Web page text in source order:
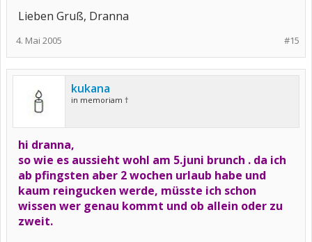
Lieben Gruß, Dranna
#15
4. Mai 2005
kukana
in memoriam †
hi dranna,
so wie es aussieht wohl am 5.juni brunch . da ich
ab pfingsten aber 2 wochen urlaub habe und
kaum reingucken werde, müsste ich schon
wissen wer genau kommt und ob allein oder zu
zweit.